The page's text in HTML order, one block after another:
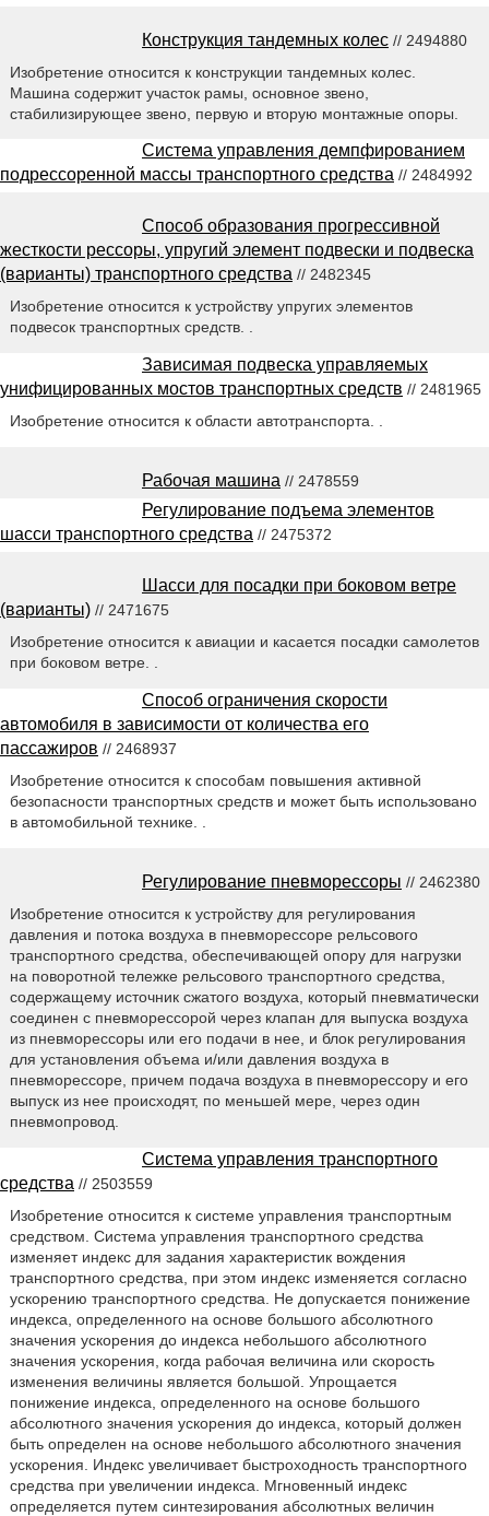
Конструкция тандемных колес // 2494880
Изобретение относится к конструкции тандемных колес.
Машина содержит участок рамы, основное звено,
стабилизирующее звено, первую и вторую монтажные опоры.
Система управления демпфированием
подрессоренной массы транспортного средства // 2484992
Способ образования прогрессивной
жесткости рессоры, упругий элемент подвески и подвеска
(варианты) транспортного средства // 2482345
Изобретение относится к устройству упругих элементов
подвесок транспортных средств. .
Зависимая подвеска управляемых
унифицированных мостов транспортных средств // 2481965
Изобретение относится к области автотранспорта. .
Рабочая машина // 2478559
Регулирование подъема элементов
шасси транспортного средства // 2475372
Шасси для посадки при боковом ветре
(варианты) // 2471675
Изобретение относится к авиации и касается посадки самолетов
при боковом ветре. .
Способ ограничения скорости
автомобиля в зависимости от количества его
пассажиров // 2468937
Изобретение относится к способам повышения активной
безопасности транспортных средств и может быть использовано
в автомобильной технике. .
Регулирование пневморессоры // 2462380
Изобретение относится к устройству для регулирования
давления и потока воздуха в пневморессоре рельсового
транспортного средства, обеспечивающей опору для нагрузки
на поворотной тележке рельсового транспортного средства,
содержащему источник сжатого воздуха, который пневматически
соединен с пневморессорой через клапан для выпуска воздуха
из пневморессоры или его подачи в нее, и блок регулирования
для установления объема и/или давления воздуха в
пневморессоре, причем подача воздуха в пневморессору и его
выпуск из нее происходят, по меньшей мере, через один
пневмопровод.
Система управления транспортного
средства // 2503559
Изобретение относится к системе управления транспортным
средством. Система управления транспортного средства
изменяет индекс для задания характеристик вождения
транспортного средства, при этом индекс изменяется согласно
ускорению транспортного средства. Не допускается понижение
индекса, определенного на основе большого абсолютного
значения ускорения до индекса небольшого абсолютного
значения ускорения, когда рабочая величина или скорость
изменения величины является большой. Упрощается
понижение индекса, определенного на основе большого
абсолютного значения ускорения до индекса, который должен
быть определен на основе небольшого абсолютного значения
ускорения. Индекс увеличивает быстроходность транспортного
средства при увеличении индекса. Мгновенный индекс
определяется путем синтезирования абсолютных величин